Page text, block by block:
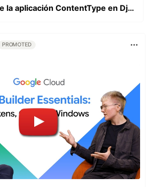
¿Qué hace la aplicación ContentType en Django?
PROMOTED